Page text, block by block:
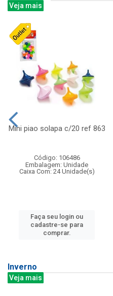
Veja mais
Mini piao solapa c/20 ref 863
Código: 106486
Embalagem: Unidade
Caixa Com: 24 Unidade(s)
Faça seu login ou
cadastre-se para
comprar.
Inverno
Veja mais